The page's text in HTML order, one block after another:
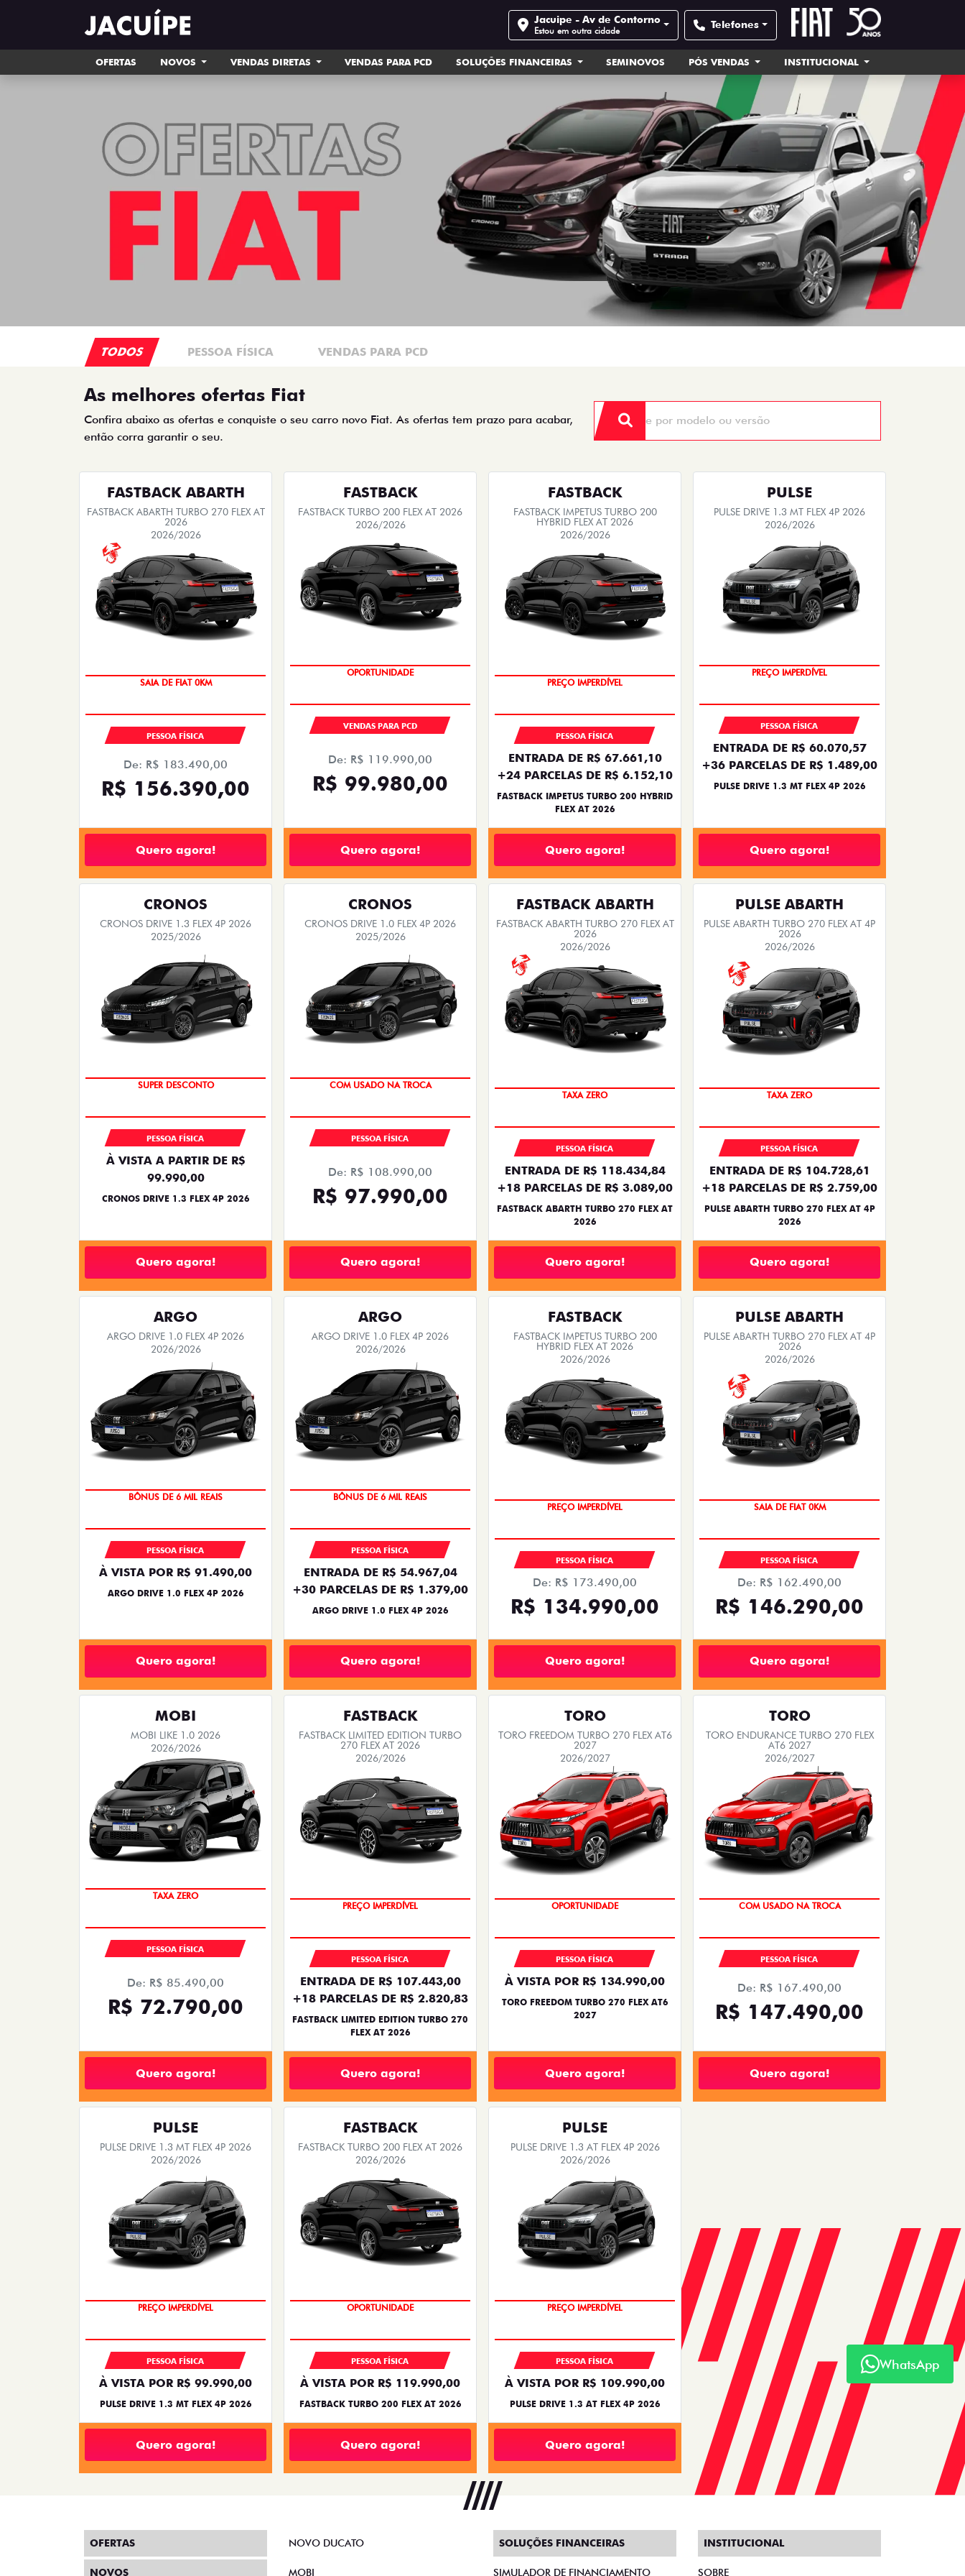
Jacuipe - Av de Contorno
Estou em outra cidade Telefones
OFERTAS NOVOS VENDAS DIRETAS VENDAS PARA PCD SOLUÇÕES FINANCEIRAS SEMINOVOS PÓS VENDAS INSTITUCIONAL
TODOS PESSOA FÍSICA VENDAS PARA PCD
As melhores ofertas Fiat
Confira abaixo as ofertas e conquiste o seu carro novo Fiat. As ofertas tem prazo para acabar,
então corra garantir o seu.
FASTBACK ABARTH
FASTBACK ABARTH TURBO 270 FLEX AT
2026
2026/2026
PESSOA FÍSICA
De: R$ 183.490,00
R$ 156.390,00
Quero agora!
FASTBACK
FASTBACK TURBO 200 FLEX AT 2026
2026/2026
OPORTUNIDADE
VENDAS PARA PCD
De: R$ 119.990,00
R$ 99.980,00
Quero agora!
FASTBACK
FASTBACK IMPETUS TURBO 200
HYBRID FLEX AT 2026
2026/2026
PREÇO IMPERDÍVEL
PESSOA FÍSICA
ENTRADA DE R$ 67.661,10
+24 PARCELAS DE R$ 6.152,10
FASTBACK IMPETUS TURBO 200 HYBRID
FLEX AT 2026
Quero agora!
PULSE
PULSE DRIVE 1.3 MT FLEX 4P 2026
2026/2026
PREÇO IMPERDÍVEL
PESSOA FÍSICA
ENTRADA DE R$ 60.070,57
+36 PARCELAS DE R$ 1.489,00
PULSE DRIVE 1.3 MT FLEX 4P 2026
Quero agora!
CRONOS
CRONOS DRIVE 1.3 FLEX 4P 2026
2025/2026
SUPER DESCONTO
PESSOA FÍSICA
À VISTA A PARTIR DE R$
99.990,00
CRONOS DRIVE 1.3 FLEX 4P 2026
Quero agora!
CRONOS
CRONOS DRIVE 1.0 FLEX 4P 2026
2025/2026
COM USADO NA TROCA
PESSOA FÍSICA
De: R$ 108.990,00
R$ 97.990,00
Quero agora!
FASTBACK ABARTH
FASTBACK ABARTH TURBO 270 FLEX AT
2026
2026/2026
TAXA ZERO
PESSOA FÍSICA
ENTRADA DE R$ 118.434,84
+18 PARCELAS DE R$ 3.089,00
FASTBACK ABARTH TURBO 270 FLEX AT
2026
Quero agora!
PULSE ABARTH
PULSE ABARTH TURBO 270 FLEX AT 4P
2026
2026/2026
TAXA ZERO
PESSOA FÍSICA
ENTRADA DE R$ 104.728,61
+18 PARCELAS DE R$ 2.759,00
PULSE ABARTH TURBO 270 FLEX AT 4P
2026
Quero agora!
ARGO
ARGO DRIVE 1.0 FLEX 4P 2026
2026/2026
BÔNUS DE 6 MIL REAIS
PESSOA FÍSICA
À VISTA POR R$ 91.490,00
ARGO DRIVE 1.0 FLEX 4P 2026
Quero agora!
ARGO
ARGO DRIVE 1.0 FLEX 4P 2026
2026/2026
BÔNUS DE 6 MIL REAIS
PESSOA FÍSICA
ENTRADA DE R$ 54.967,04
+30 PARCELAS DE R$ 1.379,00
ARGO DRIVE 1.0 FLEX 4P 2026
Quero agora!
FASTBACK
FASTBACK IMPETUS TURBO 200
HYBRID FLEX AT 2026
2026/2026
PREÇO IMPERDÍVEL
PESSOA FÍSICA
De: R$ 173.490,00
R$ 134.990,00
Quero agora!
PULSE ABARTH
PULSE ABARTH TURBO 270 FLEX AT 4P
2026
2026/2026
SAIA DE FIAT 0KM
PESSOA FÍSICA
De: R$ 162.490,00
R$ 146.290,00
Quero agora!
MOBI
MOBI LIKE 1.0 2026
2026/2026
TAXA ZERO
PESSOA FÍSICA
De: R$ 85.490,00
R$ 72.790,00
Quero agora!
FASTBACK
FASTBACK LIMITED EDITION TURBO
270 FLEX AT 2026
2026/2026
PREÇO IMPERDÍVEL
PESSOA FÍSICA
ENTRADA DE R$ 107.443,00
+18 PARCELAS DE R$ 2.820,83
FASTBACK LIMITED EDITION TURBO 270
FLEX AT 2026
Quero agora!
TORO
TORO FREEDOM TURBO 270 FLEX AT6
2027
2026/2027
OPORTUNIDADE
PESSOA FÍSICA
À VISTA POR R$ 134.990,00
TORO FREEDOM TURBO 270 FLEX AT6
2027
Quero agora!
TORO
TORO ENDURANCE TURBO 270 FLEX
AT6 2027
2026/2027
COM USADO NA TROCA
PESSOA FÍSICA
De: R$ 167.490,00
R$ 147.490,00
Quero agora!
PULSE
PULSE DRIVE 1.3 MT FLEX 4P 2026
2026/2026
PREÇO IMPERDÍVEL
PESSOA FÍSICA
À VISTA POR R$ 99.990,00
PULSE DRIVE 1.3 MT FLEX 4P 2026
Quero agora!
FASTBACK
FASTBACK TURBO 200 FLEX AT 2026
2026/2026
OPORTUNIDADE
PESSOA FÍSICA
À VISTA POR R$ 119.990,00
FASTBACK TURBO 200 FLEX AT 2026
Quero agora!
PULSE
PULSE DRIVE 1.3 AT FLEX 4P 2026
2026/2026
PREÇO IMPERDÍVEL
PESSOA FÍSICA
À VISTA POR R$ 109.990,00
PULSE DRIVE 1.3 AT FLEX 4P 2026
Quero agora!
WhatsApp
OFERTAS
NOVOS
NOVO DUCATO
MOBI
SOLUÇÕES FINANCEIRAS
SIMULADOR DE FINANCIAMENTO
INSTITUCIONAL
SOBRE